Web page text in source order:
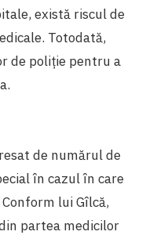
există riscul de
Totodată,
de poliție pentru a
de numărul de
în cazul în care
lui Gîlcă,
partea medicilor